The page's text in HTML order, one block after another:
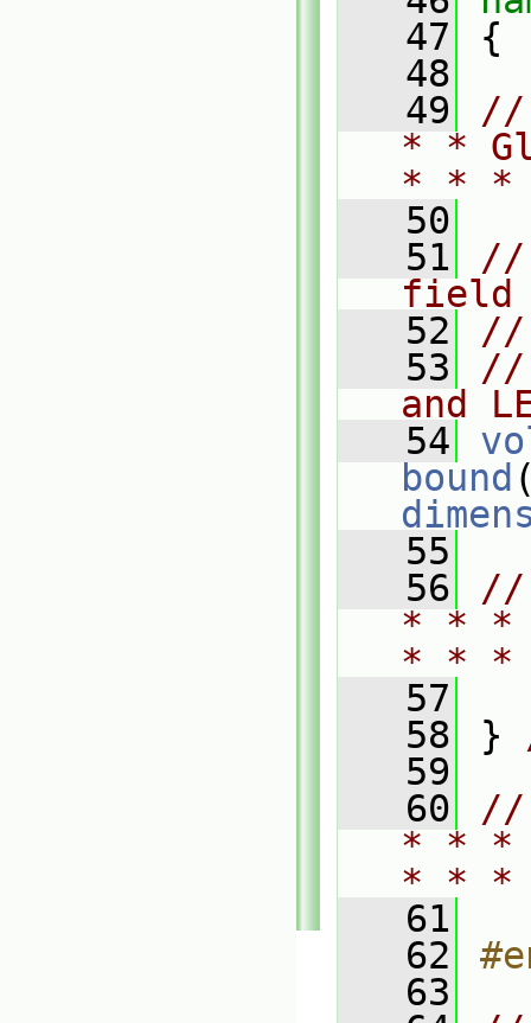
   47
{
   48
   49
//
* *
* *
   50
   51
field
   52
//
   53
//
and
   54
bound
   55
   56
//
* * *
* *
   57
   58
}
   59
   60
//
* * *
* *
   61
   62
   63